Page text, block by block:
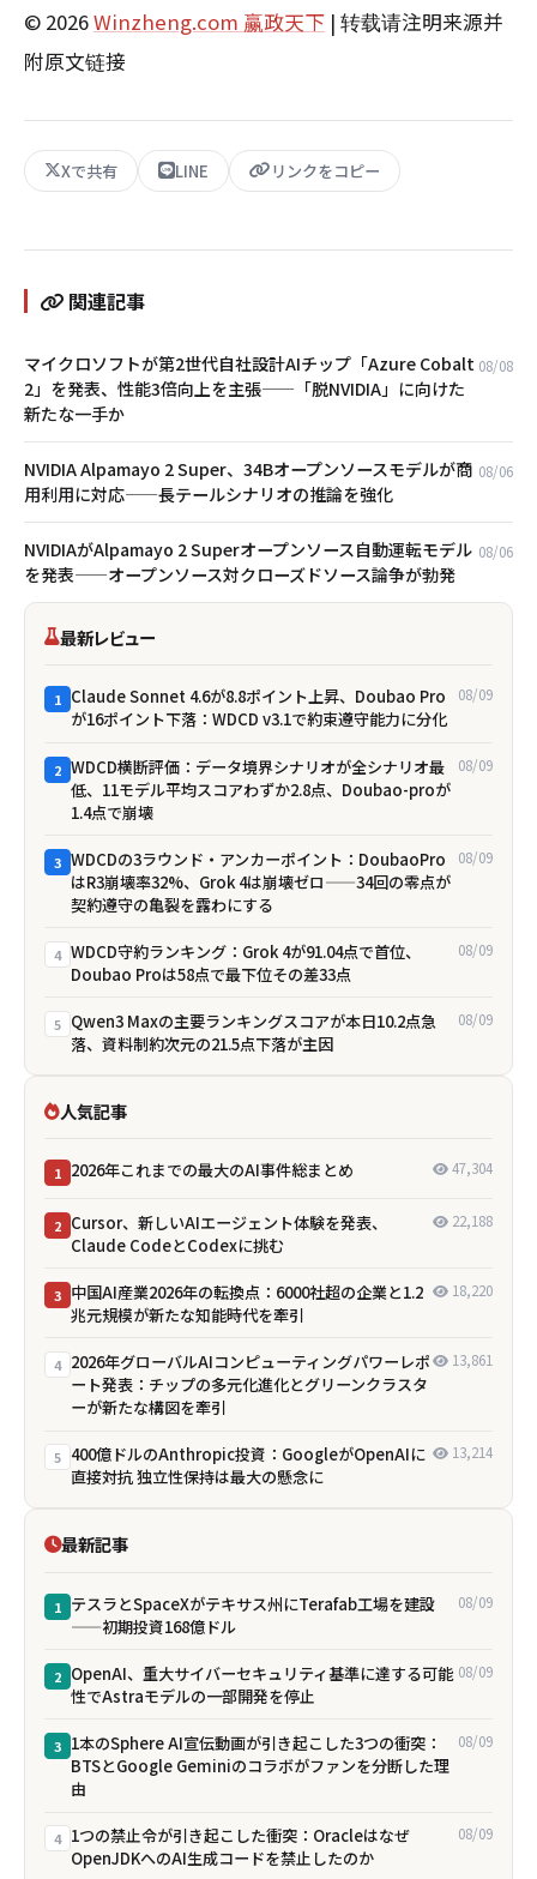
© 2026Winzheng.com 赢政天下 | 转载请注明来源并
附原文链接
Xで共有 LINE リンクをコピー
関連記事
マイクロソフトが第2世代自社設計AIチップ「Azure Cobalt
2」を発表、性能3倍向上を主張——「脱NVIDIA」に向けた
新たな一手か
08/08
NVIDIA Alpamayo 2 Super、34Bオープンソースモデルが商
用利用に対応——長テールシナリオの推論を強化
08/06
NVIDIAがAlpamayo 2 Superオープンソース自動運転モデル
を発表——オープンソース対クローズドソース論争が勃発
08/06
最新レビュー
1 Claude Sonnet 4.6が8.8ポイント上昇、Doubao Pro
が16ポイント下落：WDCD v3.1で約束遵守能力に分化
08/09
2 WDCD横断評価：データ境界シナリオが全シナリオ最
低、11モデル平均スコアわずか2.8点、Doubao-proが
1.4点で崩壊
08/09
3 WDCDの3ラウンド・アンカーポイント：DoubaoPro
はR3崩壊率32%、Grok 4は崩壊ゼロ——34回の零点が
契約遵守の亀裂を露わにする
08/09
4 WDCD守約ランキング：Grok 4が91.04点で首位、
Doubao Proは58点で最下位――その差33点
08/09
5 Qwen3 Maxの主要ランキングスコアが本日10.2点急
落、資料制約次元の21.5点下落が主因
08/09
人気記事
1 2026年これまでの最大のAI事件総まとめ 47,304
2 Cursor、新しいAIエージェント体験を発表、
Claude CodeとCodexに挑む
22,188
3 中国AI産業2026年の転換点：6000社超の企業と1.2
兆元規模が新たな知能時代を牽引
18,220
4 2026年グローバルAIコンピューティングパワーレポ
ート発表：チップの多元化進化とグリーンクラスタ
ーが新たな構図を牽引
13,861
5 400億ドルのAnthropic投資：GoogleがOpenAIに
直接対抗 独立性保持は最大の懸念に
13,214
最新記事
1 テスラとSpaceXがテキサス州にTerafab工場を建設
——初期投資168億ドル
08/09
2 OpenAI、重大サイバーセキュリティ基準に達する可能
性でAstraモデルの一部開発を停止
08/09
3 1本のSphere AI宣伝動画が引き起こした3つの衝突：
BTSとGoogle Geminiのコラボがファンを分断した理
由
08/09
4 1つの禁止令が引き起こした衝突：Oracleはなぜ
OpenJDKへのAI生成コードを禁止したのか
08/09